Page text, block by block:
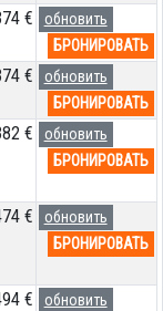
€
обновить
БРОНИРОВАТЬ
€
обновить
БРОНИРОВАТЬ
€
обновить
БРОНИРОВАТЬ
€
обновить
БРОНИРОВАТЬ
€
обновить